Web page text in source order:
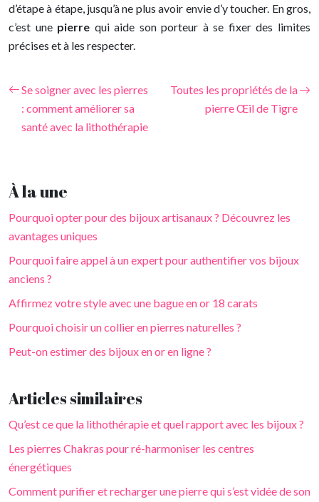
d’étape à étape, jusqu’à ne plus avoir envie d’y toucher. En gros,
c’est une pierre qui aide son porteur à se fixer des limites
précises et à les respecter.
Se soigner avec les pierres
: comment améliorer sa
santé avec la lithothérapie
Toutes les propriétés de la
pierre Œil de Tigre
À la une
Pourquoi opter pour des bijoux artisanaux ? Découvrez les
avantages uniques
Pourquoi faire appel à un expert pour authentifier vos bijoux
anciens ?
Affirmez votre style avec une bague en or 18 carats
Pourquoi choisir un collier en pierres naturelles ?
Peut-on estimer des bijoux en or en ligne ?
Articles similaires
Qu’est ce que la lithothérapie et quel rapport avec les bijoux ?
Les pierres Chakras pour ré-harmoniser les centres
énergétiques
Comment purifier et recharger une pierre qui s’est vidée de son